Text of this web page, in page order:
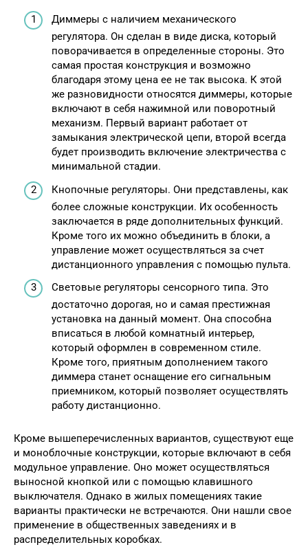
Диммеры с наличием механического
регулятора. Он сделан в виде диска, который
поворачивается в определенные стороны. Это
самая простая конструкция и возможно
благодаря этому цена ее не так высока. К этой
же разновидности относятся диммеры, которые
включают в себя нажимной или поворотный
механизм. Первый вариант работает от
замыкания электрической цепи, второй всегда
будет производить включение электричества с
минимальной стадии.
Кнопочные регуляторы. Они представлены, как
более сложные конструкции. Их особенность
заключается в ряде дополнительных функций.
Кроме того их можно объединить в блоки, а
управление может осуществляться за счет
дистанционного управления с помощью пульта.
Световые регуляторы сенсорного типа. Это
достаточно дорогая, но и самая престижная
установка на данный момент. Она способна
вписаться в любой комнатный интерьер,
который оформлен в современном стиле.
Кроме того, приятным дополнением такого
диммера станет оснащение его сигнальным
приемником, который позволяет осуществлять
работу дистанционно.
Кроме вышеперечисленных вариантов, существуют еще
и моноблочные конструкции, которые включают в себя
модульное управление. Оно может осуществляться
выносной кнопкой или с помощью клавишного
выключателя. Однако в жилых помещениях такие
варианты практически не встречаются. Они нашли свое
применение в общественных заведениях и в
распределительных коробках.